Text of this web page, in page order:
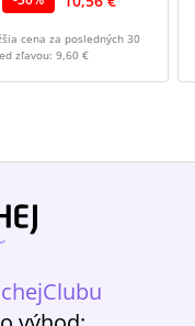
cena za posledných 30
zľavou: 9,60 €